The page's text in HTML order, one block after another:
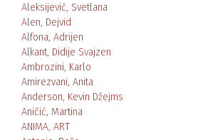
Aleksijevič, Svetlana
Alen, Dejvid
Alfona, Adrijen
Alkant, Didije Svajzen
Ambrozini, Karlo
Amirezvani, Anita
Anderson, Kevin Džejms
Aničić, Martina
ANIMA, ART